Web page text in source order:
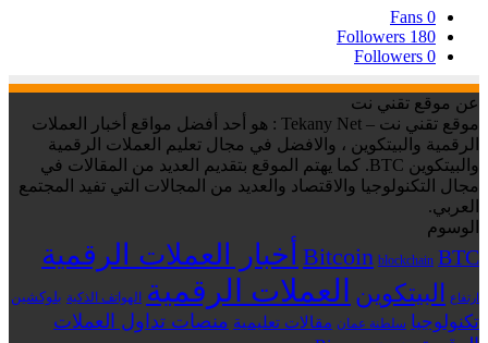
0
Fans
180
Followers
0
Followers
عن موقع تقني نت
موقع تقني نت – Tekany Net : هو أحد أفضل مواقع أخبار العملات
الرقمية والبيتكوين ، والافضل في مجال تعليم العملات الرقمية
والبيتكوين BTC. كما يهتم الموقع بتقديم العديد من المقالات في
مجال التكنولوجيا والاقتصاد والعديد من المجالات التي تفيد المجتمع
العربي.
الوسوم
Bitcoin blockchain BTC أخبار العملات الرقمية
ارتفاع البيتكوين العملات الرقمية الهواتف الذكية بلوكشين
تكنولوجيا سلطنة عمان مقالات تعليمية منصات تداول العملات